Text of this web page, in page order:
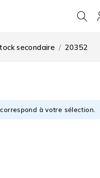
secondaire / 20352
à votre sélection.